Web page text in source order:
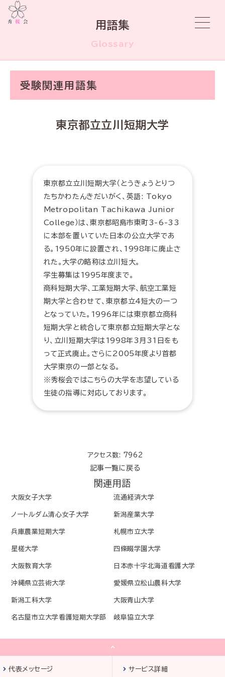
用語集
Glossary
受験関連用語集
東京都立立川短期大学
東京都立立川短期大学（とうきょうとりつ
たちかわたんきだいがく、英語: Tokyo
Metropolitan Tachikawa Junior
College）は、東京都昭島市東町3-6-33
に本部を置いていた日本の公立大学であ
る。1950年に設置され、1998年に廃止さ
れた。大学の略称は立川短大。
学生募集は1995年度まで。
商科短期大学、工業短期大学、航空工業短
期大学と合わせて、東京都立4短大の一つ
となっていた。1996年には東京都立商科
短期大学と統合して東京都立短期大学とな
り、立川短期大学は1998年3月31日をも
って正式廃止。さらに2005年度より首都
大学東京の一部となる。
※秀桜会ではこちらの大学を志望している
生徒の指導に対応しております。
アクセス数: 7962
記事一覧に戻る
関連用語
大阪女子大学 流通経済大学
ノートルダム清心女子大学 新潟産業大学
兵庫農業短期大学 札幌市立大学
星槎大学 四條畷学園大学
大阪教育大学 日本赤十字北海道看護大学
沖縄県立芸術大学 愛媛県立松山農科大学
新潟工科大学 大阪青山大学
名古屋市立大学看護短期大学部 岐阜協立大学
代表メッセージ サービス詳細